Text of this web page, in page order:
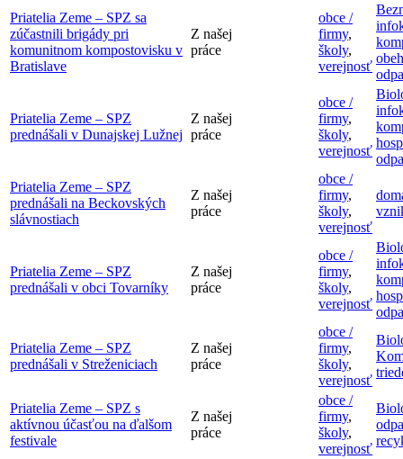
Priatelia Zeme – SPZ sa
zúčastnili brigády pri
komunitnom kompostovisku v
Bratislave
Z našej
práce
obce /
firmy,
školy,
verejnosť
Priatelia Zeme – SPZ
prednášali v Dunajskej Lužnej
Z našej
práce
obce /
firmy,
školy,
verejnosť
Priatelia Zeme – SPZ
prednášali na Beckovských
slávnostiach
Z našej
práce
obce /
firmy,
školy,
verejnosť
Priatelia Zeme – SPZ
prednášali v obci Tovarníky
Z našej
práce
obce /
firmy,
školy,
verejnosť
Priatelia Zeme – SPZ
prednášali v Streženiciach
Z našej
práce
obce /
firmy,
školy,
verejnosť
Priatelia Zeme – SPZ s
aktívnou účasťou na ďalšom
festivale
Z našej
práce
obce /
firmy,
školy,
verejnosť